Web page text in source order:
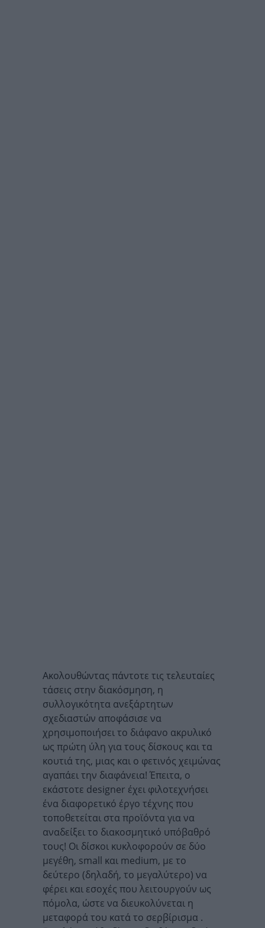
Ακολουθώντας πάντοτε τις τελευταίες
τάσεις στην διακόσμηση, η
συλλογικότητα ανεξάρτητων
σχεδιαστών αποφάσισε να
χρησιμοποιήσει το διάφανο ακρυλικό
ως πρώτη ύλη για τους δίσκους και τα
κουτιά της, μιας και ο φετινός χειμώνας
αγαπάει την διαφάνεια! Έπειτα, ο
εκάστοτε designer έχει φιλοτεχνήσει
ένα διαφορετικό έργο τέχνης που
τοποθετείται στα προϊόντα για να
αναδείξει το διακοσμητικό υπόβαθρό
τους! Οι δίσκοι κυκλοφορούν σε δύο
μεγέθη, small και medium, με το
δεύτερο (δηλαδή, το μεγαλύτερο) να
φέρει και εσοχές που λειτουργούν ως
πόμολα, ώστε να διευκολύνεται η
μεταφορά του κατά το σερβίρισμα .